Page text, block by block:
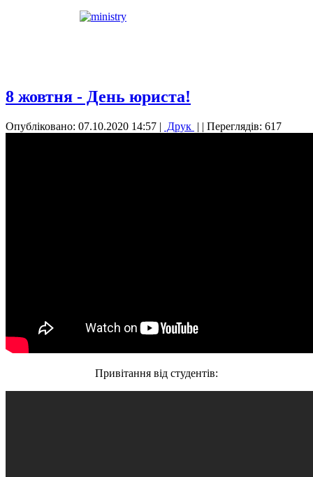
8 жовтня - День юриста!
Опубліковано: 07.10.2020 14:57 | Друк | | Переглядів: 617
Привітання від студентів: